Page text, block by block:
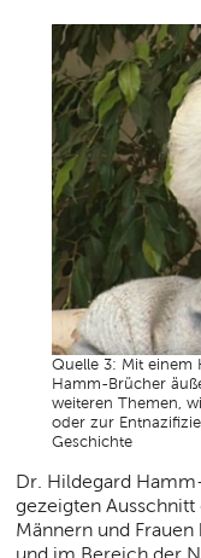
Quelle 3: Mit einem
Hamm-Brücher
weiteren Themen,
oder zur
Geschichte
Dr. Hildegard
gezeigten
Männern und
und im Bereich der